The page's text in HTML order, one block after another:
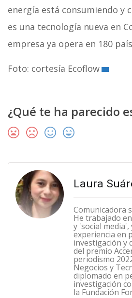
energía está consumiendo y
es una tecnología nueva en
empresa ya opera en 180
Foto: cortesía Ecoflow
¿Qué te ha parecido
Laura
Comunicadora
He trabajado
y 'social media',
experiencia en
investigación y
del premio
periodismo
Negocios y
diplomado en
investigación
la Fundación